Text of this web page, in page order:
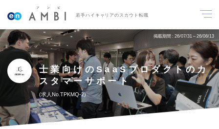
若手ハイキャリアのスカウト転職
掲載期間 26/07/31～26/08/13
士業向けのSaaSプロダクトのカ
スタマーサポート
求人No.TPKMQ-2